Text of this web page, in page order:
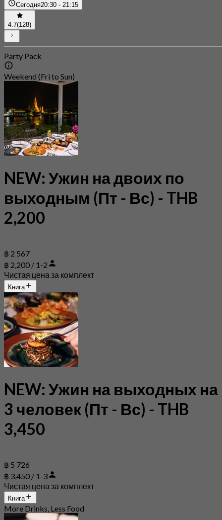
Сегодня20:30 - 21:15
4.7(128)
Party Pack
Weekend (Fri to Sun)
NEW: Ужин на двоих по
выходным (Пт - Вс) - THB
2,200
฿ 2 567
฿ 2,200 / 1-2
Чистая цена за комплект
Книга
NEW: Ужин на выходных на
3 человек (Пт - Вс) - THB
3,450
฿ 5 726
฿ 3,450 / 1-3
Чистая цена за комплект
Книга
More Drinks, Less Food